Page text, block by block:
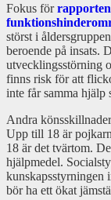
Fokus för
störst i
beroende på insats.
utvecklingsstörning
finns risk för att
inte får samma hjälp
Andra
Upp till 18 är
18 är det tvärtom.
hjälpmedel.
kunskapsstyrningen
bör ha ett ökat